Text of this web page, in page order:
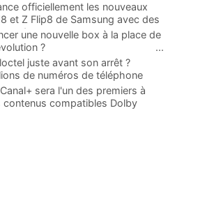
officiellement les nouveaux
et Z Flip8 de Samsung avec des
cadeaux
...
une nouvelle box à la place de
?
...
juste avant son arrêt ?
de numéros de téléphone
sera l'un des premiers à
contenus compatibles Dolby